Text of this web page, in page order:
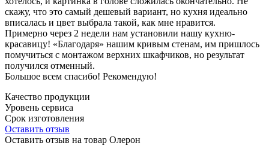
скажу, что это самый дешевый вариант, но кухня идеально
вписалась и цвет выбрала такой, как мне нравится.
Примерно через 2 недели нам установили нашу кухню-
красавицу! «Благодаря» нашим кривым стенам, им пришлось
помучиться с монтажом верхних шкафчиков, но результат
получился отменный.
Большое всем спасибо! Рекомендую!
Качество продукции
Уровень сервиса
Срок изготовления
Оставить отзыв
Оставить отзыв на товар Олерон